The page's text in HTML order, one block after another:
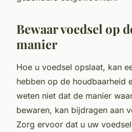
Bewaar voedsel op
manier
Hoe u voedsel opslaat, kan
hebben op de houdbaarheid
weten niet dat de manier
bewaren, kan bijdragen aan
Zorg ervoor dat u uw